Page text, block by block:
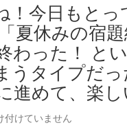
！今日もと
夏休みの宿
わった！ と
うタイプだ
進めて、楽
付けていません